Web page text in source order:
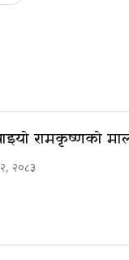
रामकृष्णको
२०८३